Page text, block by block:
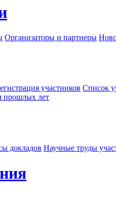
Организаторы и партнеры
участников Список
прошлых лет
докладов Научные труды